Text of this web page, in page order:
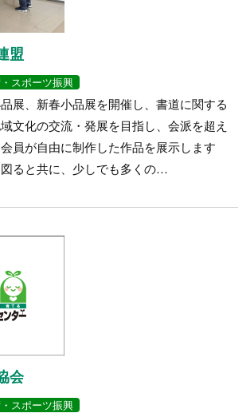
盟
スポーツ振興
展、新春小品展を開催し、書道に関する
文化の交流・発展を目指し、会派を超え
員が自由に制作した作品を展示します
ると共に、少しでも多くの…
会
スポーツ振興